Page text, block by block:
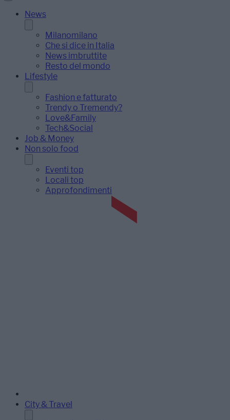
News
Milanomilano
Che si dice in Italia
News imbruttite
Resto del mondo
Lifestyle
Fashion e fatturato
Trendy o Tremendy?
Love&Family
Tech&Social
Job & Money
Non solo food
Eventi top
Locali top
Approfondimenti
City & Travel